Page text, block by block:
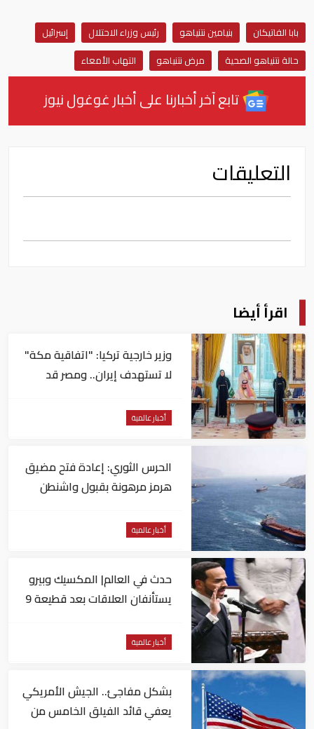
بابا الفاتيكان بنيامين نتنياهو رئيس وزراء الاحتلال
إسرائيل
حالة نتنياهو الصحية
مرض نتنياهو التهاب الأمعاء
تابع آخر أخبارنا على أخبار غوغول نيوز
التعليقات
اقرأ أيضا
وزير خارجية تركيا: "اتفاقية مكة"
لا تستهدف إيران.. ومصر قد
أخبار عالمية
الحرس الثوري: إعادة فتح مضيق
هرمز مرهونة بقبول واشنطن
أخبار عالمية
حدث في العالم| المكسيك وبيرو
يستأنفان العلاقات بعد قطيعة 9
لكولومبيا
أخبار عالمية
بشكل مفاجئ.. الجيش الأمريكي
يعفي قائد الفيلق الخامس من